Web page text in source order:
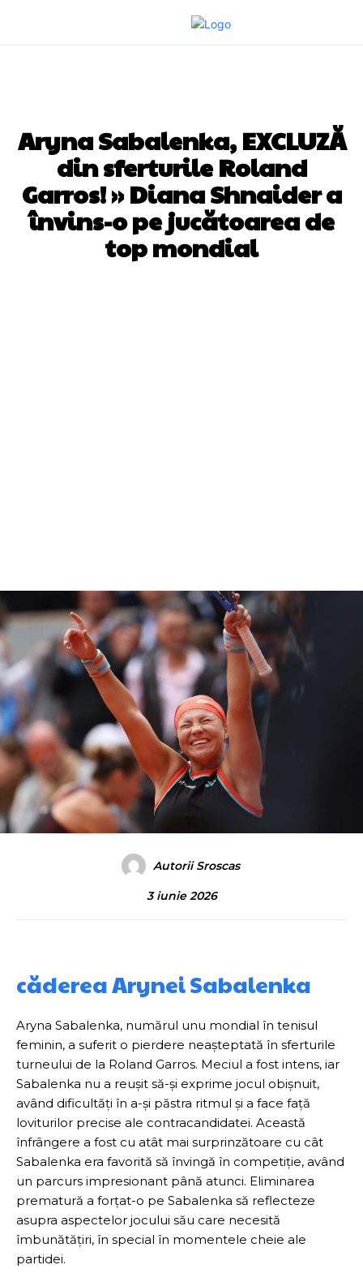
Aryna Sabalenka, EXCLUZĂ
din sferturile Roland
Garros! » Diana Shnaider a
învins-o pe jucătoarea de
top mondial
Autorii Sroscas
3 iunie 2026
căderea Arynei Sabalenka
Aryna Sabalenka, numărul unu mondial în tenisul
feminin, a suferit o pierdere neașteptată în sferturile
turneului de la Roland Garros. Meciul a fost intens, iar
Sabalenka nu a reușit să-și exprime jocul obișnuit,
având dificultăți în a-și păstra ritmul și a face față
loviturilor precise ale contracandidatei. Această
înfrângere a fost cu atât mai surprinzătoare cu cât
Sabalenka era favorită să învingă în competiție, având
un parcurs impresionant până atunci. Eliminarea
prematură a forțat-o pe Sabalenka să reflecteze
asupra aspectelor jocului său care necesită
îmbunătățiri, în special în momentele cheie ale
partidei.